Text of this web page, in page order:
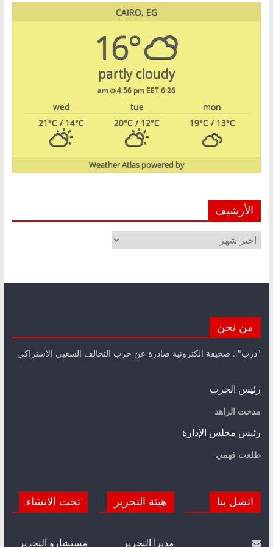
CAIRO, EG
16°
partly cloudy
6:26 am
4:56 pm EET
mon
tue
wed
19°C/ 13°C
20°C / 12°C
21°C / 14°C
powered by
Weather Atlas
الأرشيف
الأرشيف
من نحن
"درب".. صحيفة الكترونية صادرة عن حزب التحالف الشعبي الاشتراكي
رئيس الحزب
مدحت الزاهد
رئيس مجلس الإدارة
طلعت فهمي
اتصل بنا هيئة التحرير
مديرا التحرير
تحت الانشاء
مستشارو التحرير